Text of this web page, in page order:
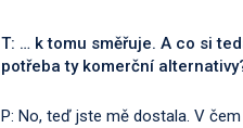
T: … k tomu směřuje. A co si
potřeba ty komerční
P: No, teď jste mě dostala. V